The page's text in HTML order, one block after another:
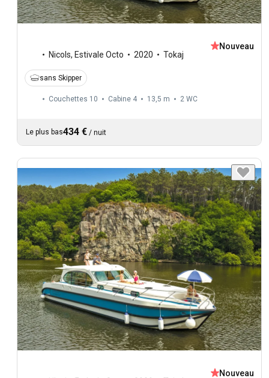
Nicols, Estivale Octo 2020 Tokaj
Nouveau
sans Skipper
Couchettes 10 Cabine 4 13,5 m 2 WC
Le plus bas434 € / nuit
Nouveau